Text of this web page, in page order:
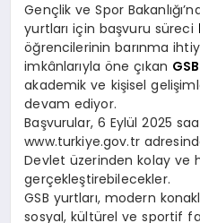
Gençlik ve Spor
yurtları için başvuru süreci
öğrencilerinin barınma
imkânlarıyla öne çıkan GSB
akademik ve kişisel
devam ediyor.
Başvurular, 6 Eylül 2025
www.turkiye.gov.tr
Devlet üzerinden kolay ve
gerçekleştirebilecekler.
GSB yurtları, modern
sosyal, kültürel ve sportif